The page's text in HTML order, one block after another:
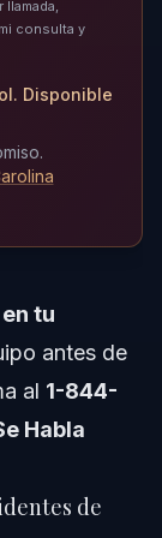
de
tu caso
consulta y
Disponible
tu
antes de
al 1-844-
Habla
de